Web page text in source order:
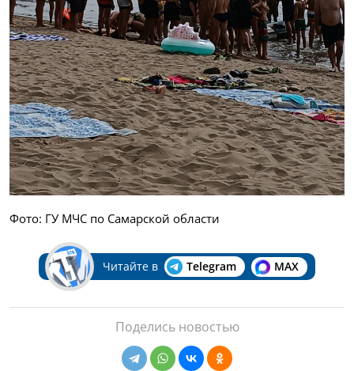
Фото: ГУ МЧС по Самарской области
Читайте в Telegram MAX
Поделись новостью